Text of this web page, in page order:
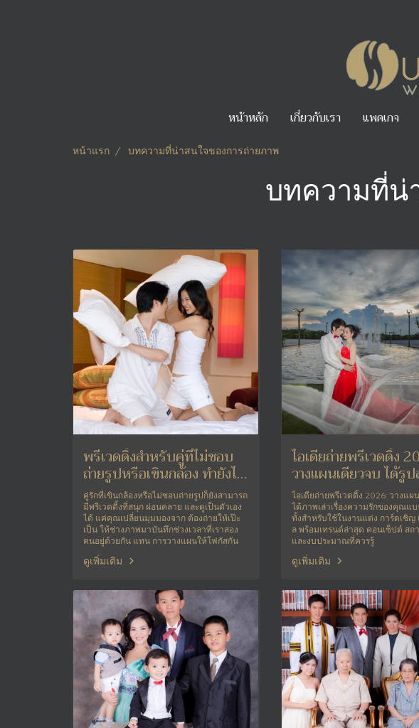
หน้าหลัก เกี่ยวกับเรา แพคเกจ
หน้าแรก บทความที่น่าสนใจของการถ่ายภาพ
บทความที่น่
พรีเวดดิ้งสำหรับคู่ที่ไม่ชอบ
ถ่ายรูปหรือเขินกล้อง ทำยังไง
ให้สนุกและไม่ฝืน
คู่รักที่เขินกล้องหรือไม่ชอบถ่ายรูปก็ยังสามารถ
มีพรีเวดดิ้งที่สนุก ผ่อนคลาย และดูเป็นตัวเอง
ได้ แค่คุณเปลี่ยนมุมมองจาก ต้องถ่ายให้เป๊ะ
เป็น ให้ช่างภาพมาบันทึกช่วงเวลาที่เราสอง
คนอยู่ด้วยกัน แทน การวางแผนให้โฟกัสกัน
เข้าใจความเขินของคุณ และเตรียมใจกันล่วง
จริง ไม่ฝืน ไม่เกร็ง และยังได้รูปสวยกลับไปใช้
งานอย่างมั่นใจครับ
ดูเพิ่มเติม
ไอเดียถ่ายพรีเวดดิ้ง
วางแผนเดียวจบ ได้รู
ตรงใจ
ไอเดียถ่ายพรีเวดดิ้ง 2026: วางแผ
ได้ภาพเล่าเรื่องความรักของคุณแ
ทั้งสำหรับใช้ในงานแต่ง การ์ดเชิญ
ล พร้อมเทรนด์ล่าสุด คอนเซ็ปต์ สถ
และงบประมาณที่ควรรู้
ดูเพิ่มเติม